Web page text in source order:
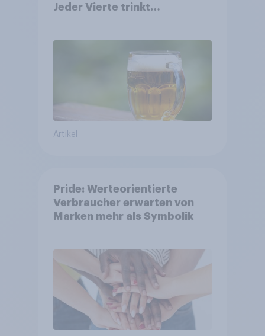
Jeder Vierte trinkt
wächst um über 23 Prozent
Artikel
Pride: Werteorientierte
Verbraucher erwarten von
Marken mehr als Symbolik